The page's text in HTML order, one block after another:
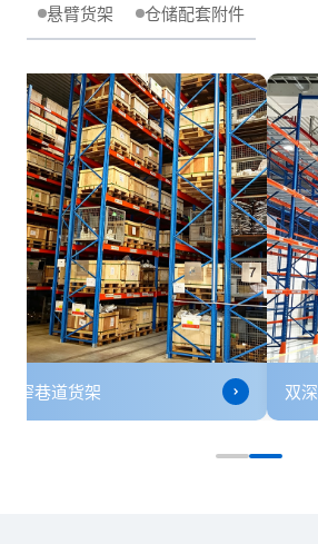
悬臂货架 仓储配套附件
窄巷道货架 双